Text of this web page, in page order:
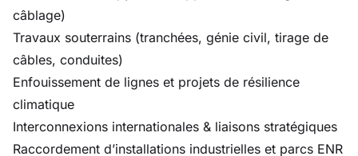
câblage)
Travaux souterrains (tranchées, génie civil, tirage de
câbles, conduites)
Enfouissement de lignes et projets de résilience
climatique
Interconnexions internationales & liaisons stratégiques
Raccordement d’installations industrielles et parcs ENR